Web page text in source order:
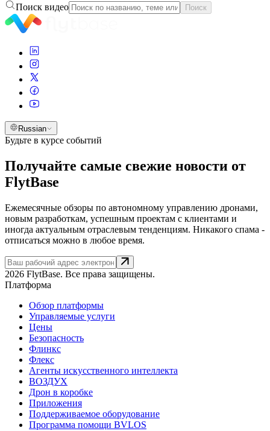
Поиск видео
Поиск
Russian
Будьте в курсе событий
Получайте самые свежие новости от
FlytBase
Ежемесячные обзоры по автономному управлению дронами,
новым разработкам, успешным проектам с клиентами и
иногда актуальным отраслевым тенденциям. Никакого спама -
отписаться можно в любое время.
2026 FlytBase. Все права защищены.
Платформа
Обзор платформы
Управляемые услуги
Цены
Безопасность
Флинкс
Флекс
Агенты искусственного интеллекта
ВОЗДУХ
Дрон в коробке
Приложения
Поддерживаемое оборудование
Программа помощи BVLOS